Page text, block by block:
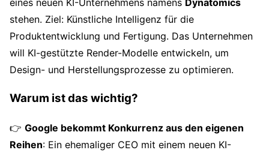
stehen. Ziel: Künstliche Intelligenz für die
Produktentwicklung und Fertigung. Das Unternehmen
will KI-gestützte Render-Modelle entwickeln, um
Design- und Herstellungsprozesse zu optimieren.
Warum ist das wichtig?
👉 Google bekommt Konkurrenz aus den eigenen
Reihen: Ein ehemaliger CEO mit einem neuen KI-